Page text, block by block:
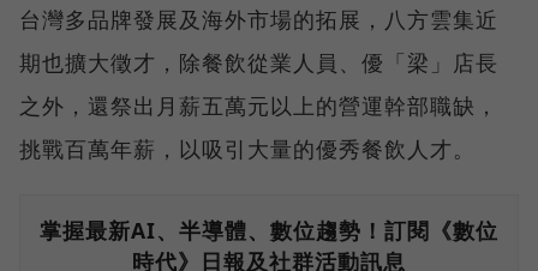
台灣多品牌發展及海外市場的拓展，八方雲集近
期也擴大徵才，除餐飲從業人員、優「梁」店長
之外，還祭出月薪五萬元以上的營運幹部職缺，
挑戰百萬年薪，以吸引大量的優秀餐飲人才。
掌握最新AI、半導體、數位趨勢！訂閱《數位
時代》日報及社群活動訊息